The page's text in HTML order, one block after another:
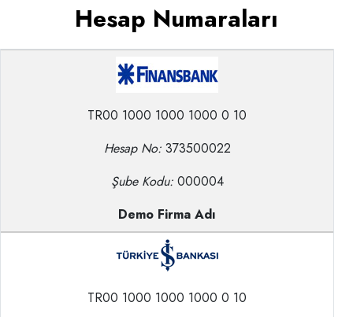
Hesap Numaraları
TR00 1000 1000 1000 0 10
Hesap No:373500022
Şube Kodu:000004
Demo Firma Adı
TR00 1000 1000 1000 0 10